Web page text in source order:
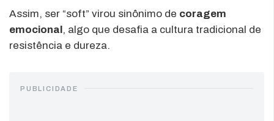
Assim, ser “soft” virou sinônimo de coragem
emocional, algo que desafia a cultura tradicional de
resistência e dureza.
PUBLICIDADE